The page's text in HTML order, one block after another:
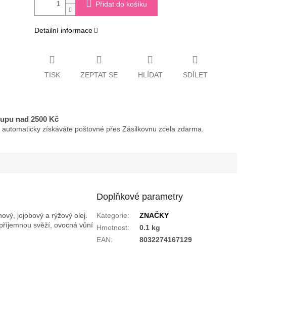
Přidat do košíku
Detailní informace
TISK ZEPTAT SE HLÍDAT SDÍLET
nad 2500 Kč
získáváte poštovné přes Zásilkovnu zcela zdarma.
jojobový a rýžový olej.
svěží, ovocná vůní
Doplňkové parametry
Kategorie:
ZNAČKY
Hmotnost:
0.1 kg
EAN: 8032274167129